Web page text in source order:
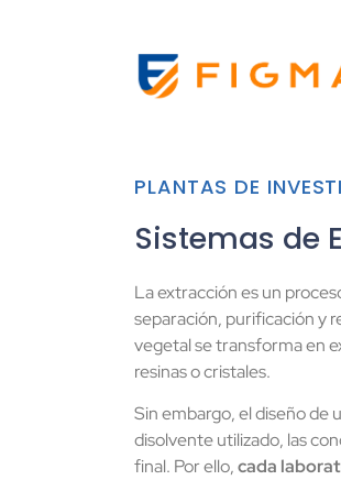
PLANTAS DE
Sistemas de
La extracción es un
separación, purificación y
vegetal se transforma en
resinas o cristales.
Sin embargo, el diseño de
disolvente utilizado, las
final. Por ello,cada